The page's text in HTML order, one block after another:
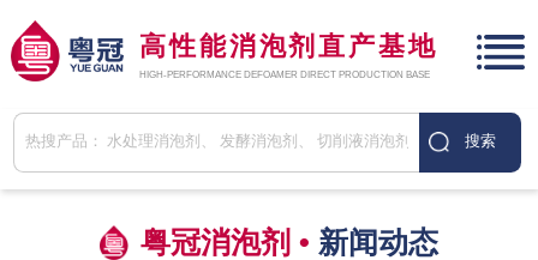
高性能消泡剂直产基地
HIGH-PERFORMANCE DEFOAMER DIRECT PRODUCTION BASE
粤冠消泡剂 • 新闻动态